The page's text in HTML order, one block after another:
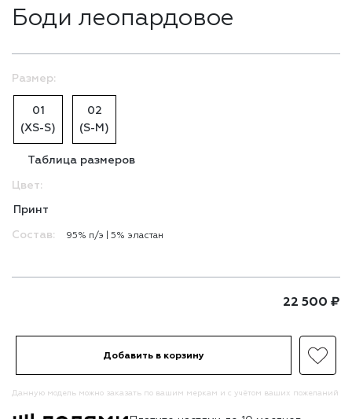
Боди леопардовое
Размер:
01
(XS-S)
02
(S-M)
Таблица размеров
Цвет:
Принт
Состав: 95% п/э | 5% эластан
22 500 ₽
Добавить в корзину
Данную модель можно заказать по вашим меркам и с учётом ваших пожеланий